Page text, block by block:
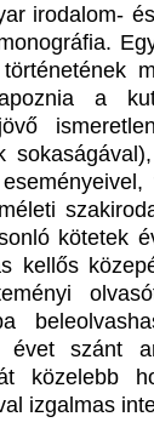
irodalom-
a
kötetek
kellős
évet szánt
közelebb
izgalmas